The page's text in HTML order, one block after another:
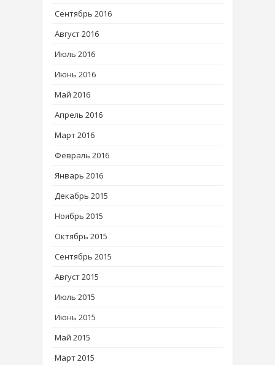
Сентябрь 2016
Август 2016
Июль 2016
Июнь 2016
Май 2016
Апрель 2016
Март 2016
Февраль 2016
Январь 2016
Декабрь 2015
Ноябрь 2015
Октябрь 2015
Сентябрь 2015
Август 2015
Июль 2015
Июнь 2015
Май 2015
Март 2015